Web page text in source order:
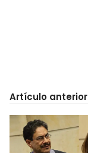
Artículo anterior